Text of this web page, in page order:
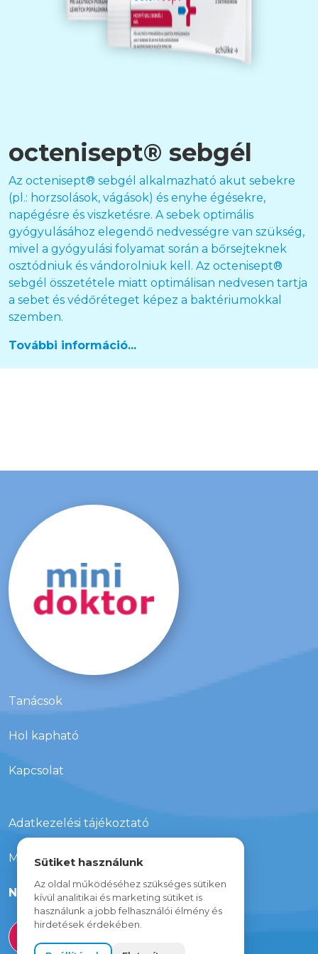
octenisept® sebgél
Az octenisept® sebgél alkalmazható akut sebekre
(pl.: horzsolások, vágások) és enyhe égésekre,
napégésre és viszketésre. A sebek optimális
gyógyulásához elegendő nedvességre van szükség,
mivel a gyógyulási folyamat során a bőrsejteknek
osztódniuk és vándorolniuk kell. Az octenisept®
sebgél összetétele miatt optimálisan nedvesen tartja
a sebet és védőréteget képez a baktériumokkal
szemben.
További információ...
Tanácsok
Hol kapható
Kapcsolat
Adatkezelési tájékoztató
Média megjelenések
Nyereményjáték
Sütiket használunk
Az oldal működéséhez szükséges sütiken
kívül analitikai és marketing sütiket is
használunk a jobb felhasználói élmény és
hirdetések érdekében.